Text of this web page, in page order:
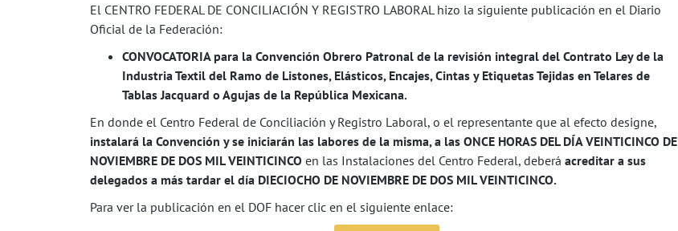
El CENTRO FEDERAL DE CONCILIACIÓN Y REGISTRO LABORAL hizo la siguiente publicación en el Diario
Oficial de la Federación:
CONVOCATORIA para la Convención Obrero Patronal de la revisión integral del Contrato Ley de la
Industria Textil del Ramo de Listones, Elásticos, Encajes, Cintas y Etiquetas Tejidas en Telares de
Tablas Jacquard o Agujas de la República Mexicana.
En donde el Centro Federal de Conciliación y Registro Laboral, o el representante que al efecto designe,
instalará la Convención y se iniciarán las labores de la misma, a las ONCE HORAS DEL DÍA VEINTICINCO DE
NOVIEMBRE DE DOS MIL VEINTICINCO en las Instalaciones del Centro Federal, deberá acreditar a sus
delegados a más tardar el día DIECIOCHO DE NOVIEMBRE DE DOS MIL VEINTICINCO.
Para ver la publicación en el DOF hacer clic en el siguiente enlace: